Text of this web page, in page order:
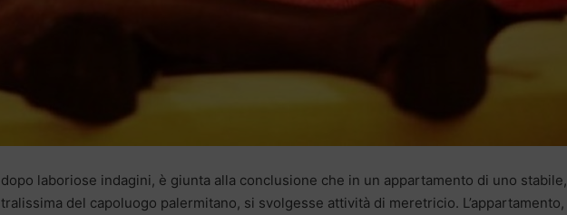
laboriose indagini, è giunta alla conclusione che in un appartamento di uno stabile,
del capoluogo palermitano, si svolgesse attività di meretricio. L’appartamento,